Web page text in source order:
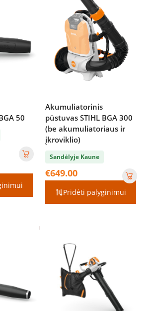
50
Akumuliatorinis
pūstuvas STIHL BGA 300
(be akumuliatoriaus ir
įkroviklio)
Sandėlyje Kaune
€649.00
Pridėti palyginimui